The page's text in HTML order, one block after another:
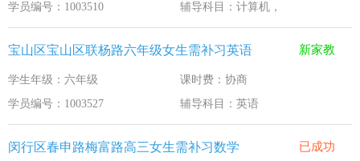
学员编号：1003510
辅导科目：计算机，
宝山区宝山区联杨路六年级女生需补习英语 新家教
学生年级：六年级
课时费：协商
学员编号：1003527
辅导科目：英语
闵行区春申路梅富路高三女生需补习数学 已成功